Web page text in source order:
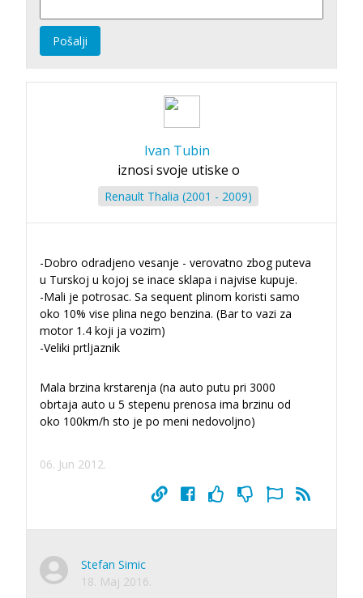
Pošalji
Ivan Tubin
iznosi svoje utiske o
Renault Thalia (2001 - 2009)
-Dobro odradjeno vesanje - verovatno zbog puteva
u Turskoj u kojoj se inace sklapa i najvise kupuje.
-Mali je potrosac. Sa sequent plinom koristi samo
oko 10% vise plina nego benzina. (Bar to vazi za
motor 1.4 koji ja vozim)
-Veliki prtljaznik
Mala brzina krstarenja (na auto putu pri 3000
obrtaja auto u 5 stepenu prenosa ima brzinu od
oko 100km/h sto je po meni nedovoljno)
06. Jun 2012.
Stefan Simic
18. Maj 2016.